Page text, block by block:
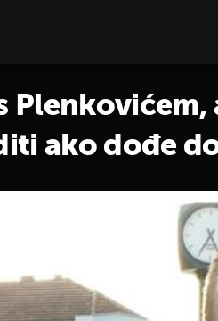
ako dođe